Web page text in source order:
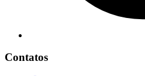
Contatos